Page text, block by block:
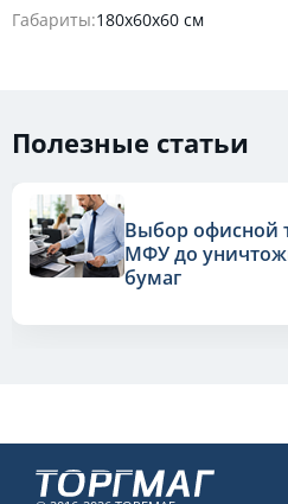
Габариты:180х60х60 см
Полезные статьи
Выбор офисной
МФУ до
бумаг